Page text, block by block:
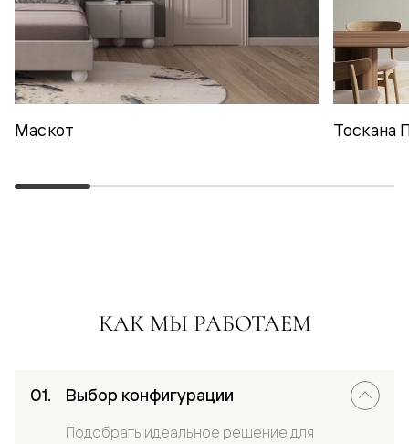
Маскот Тоскана
КАК МЫ РАБОТАЕМ
Выбор конфигурации
Подобрать идеальное решение для